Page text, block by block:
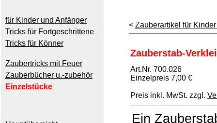
für Kinder und Anfänger
Tricks für Fortgeschrittene
Tricks für Könner
Zaubertricks mit Feuer
Zauberbücher u.-zubehör
Einzelstücke
< Zauberartikel für
Zauberstab-
Art.Nr. 700.026
Einzelpreis 7,00 €
Preis inkl. MwSt. zzgl.
Ein